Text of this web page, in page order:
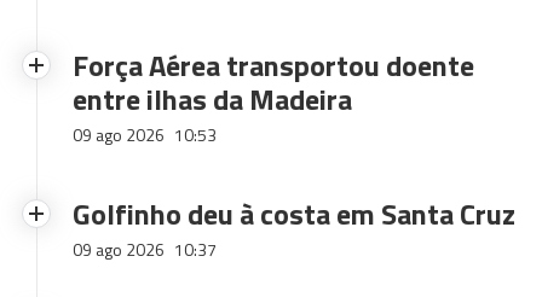
Força Aérea transportou doente
entre ilhas da Madeira
09 ago 2026 10:53
Golfinho deu à costa em Santa Cruz
09 ago 2026 10:37